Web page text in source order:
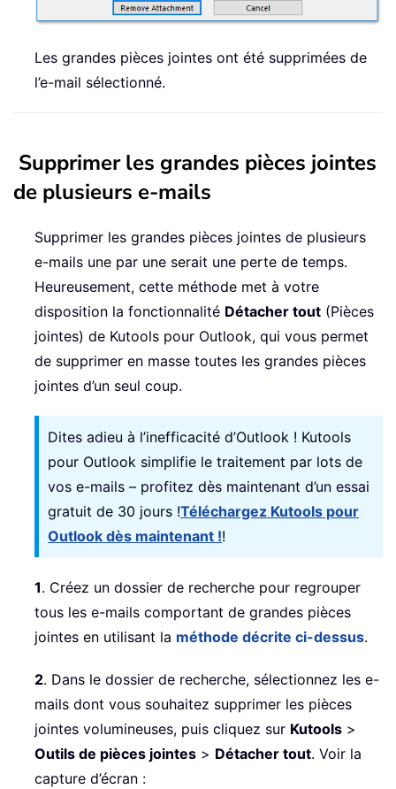
Les grandes pièces jointes ont été supprimées de
l’e-mail sélectionné.
Supprimer les grandes pièces jointes
de plusieurs e-mails
Supprimer les grandes pièces jointes de plusieurs
e-mails une par une serait une perte de temps.
Heureusement, cette méthode met à votre
disposition la fonctionnalité Détacher tout (Pièces
jointes) de Kutools pour Outlook, qui vous permet
de supprimer en masse toutes les grandes pièces
jointes d’un seul coup.
Dites adieu à l’inefficacité d’Outlook ! Kutools
pour Outlook simplifie le traitement par lots de
vos e-mails – profitez dès maintenant d’un essai
gratuit de 30 jours !Téléchargez Kutools pour
Outlook dès maintenant !!
1. Créez un dossier de recherche pour regrouper
tous les e-mails comportant de grandes pièces
jointes en utilisant la méthode décrite ci-dessus.
2. Dans le dossier de recherche, sélectionnez les e-
mails dont vous souhaitez supprimer les pièces
jointes volumineuses, puis cliquez sur Kutools >
Outils de pièces jointes > Détacher tout. Voir la
capture d’écran :